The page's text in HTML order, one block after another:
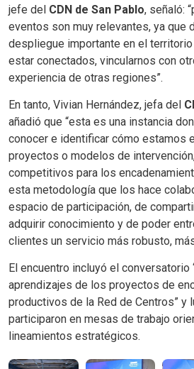
jefe del CDN de San Pablo, señaló:
eventos son muy relevantes, ya que
despliegue importante en el
estar conectados, vincularnos con
experiencia de otras regiones”.
En tanto, Vivian Hernández, jefa del
añadió que “esta es una instancia
conocer e identificar cómo estamos
proyectos o modelos de
competitivos para los
esta metodología que los hace
espacio de participación, de
adquirir conocimiento y de poder
clientes un servicio más robusto,
El encuentro incluyó el conversatorio
aprendizajes de los proyectos de
productivos de la Red de Centros” y
participaron en mesas de trabajo
lineamientos estratégicos.